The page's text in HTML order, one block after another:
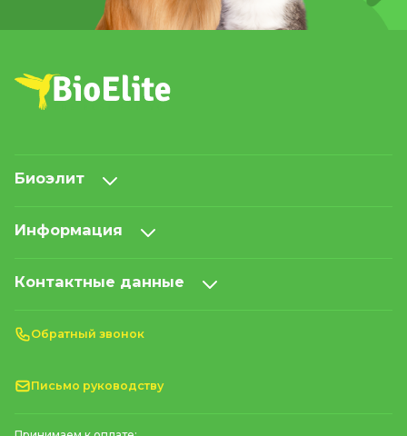
Биоэлит
Информация
Контактные данные
Обратный звонок
Письмо руководству